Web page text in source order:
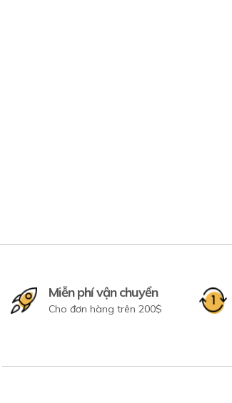
Miễn phí vận chuyển
Cho đơn hàng trên 200$